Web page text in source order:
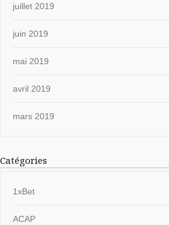
juillet 2019
juin 2019
mai 2019
avril 2019
mars 2019
Catégories
1xBet
ACAP